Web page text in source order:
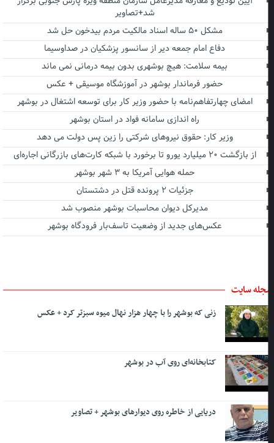
شد+تصاویر
مشکل ۵۰ ساله اسناد مالکیت مردم بیدخون حل شد
دفاع امام جمعه دیر از سانسور پزشکیان در صداوسیما
بیمه سلامت: هیچ بوشهری بدون بیمه درمانی نمی ماند
حضور فرماندار بوشهر در آموزشگاه موسیقی + عکس
امضای چهارتفاهم‌نامه با حضور وزیر کار برای توسعه اشتغال در بوشهر
راه اندازی سامانه فواد در استان بوشهر
وزیر کار: حقوق نیروهای شرکتی را زین پس دولت می دهد
از بازگشت ۲۰ میلیارد یورو تا برخورد با شبکه کارت‌های بازرگانی اجاره‌ای
حمله هوایی آمریکا به ۳ شهر بوشهر
جزئیات ۲ پرونده قتل در دشتستان
مدیرکل دیوان محاسبات بوشهر منصوب شد
عکس‌های جدید از وضعیت تاسف‌بار فرودگاه بوشهر
سایت
زنی که بوشهر را با چهار هزار نهال میوه سبزتر کرد + عکس
کتابخانه‌ای روی آب در بوشهر
دریایی از خاطره روی دیوارهای بوشهر + تصاویر